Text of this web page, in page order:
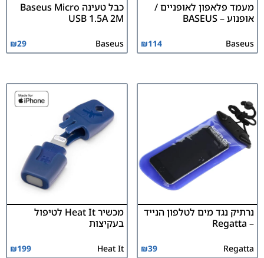
מעמד פלאפון לאופניים /
אופנוע – BASEUS
Baseus
₪114
כבל טעינה Baseus Micro
USB 1.5A 2M
Baseus
₪29
נרתיק נגד מים לטלפון הנייד
– Regatta
Regatta
₪39
מכשיר Heat It לטיפול
בעקיצות
Heat It
₪199